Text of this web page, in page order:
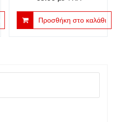
Προσθήκη στο καλάθι